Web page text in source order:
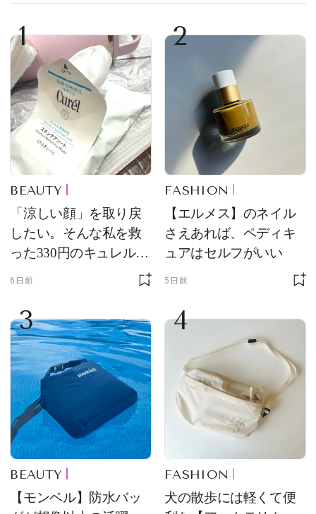
1
BEAUTY
「涼しい顔」を取り戻
したい。そんな私を救
った330円のキュレル名
6日前
2
FASHION
【エルメス】のネイル
さえあれば、ペディキ
ュアはセルフがいい
5日前
3
BEAUTY
【モンベル】防水バッ
4
FASHION
犬の散歩には軽くて便